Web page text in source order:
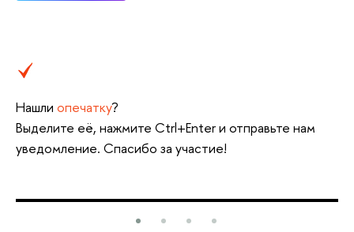
Нашли опечатку?
ыделите её, нажмите Ctrl+Enter и отправьте нам
уведомление. Спасибо за участие!